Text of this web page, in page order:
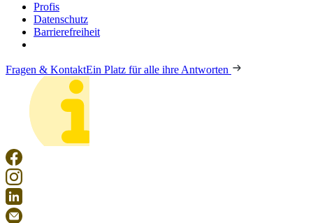
Profis
Datenschutz
Barrierefreiheit
Fragen & KontaktEin Platz für alle ihre Antworten